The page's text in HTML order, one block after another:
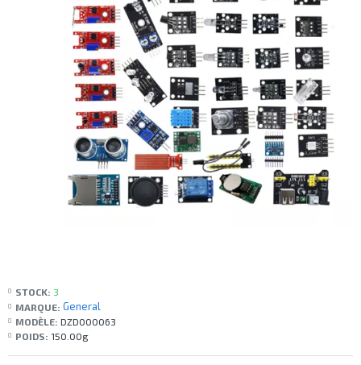
STOCK: 3
MARQUE: General
MODÈLE: DZD000063
POIDS: 150.00g